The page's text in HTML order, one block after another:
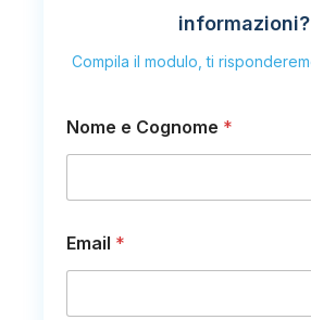
informazioni?
Compila il modulo, ti
Nome e Cognome *
Email *